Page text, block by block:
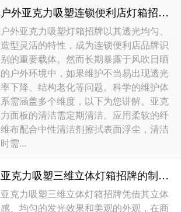
户外亚克力吸塑连锁便利店灯箱招牌的维护
户外亚克力吸塑灯箱招牌以其透光均匀、
造型灵活的特性，成为连锁便利店品牌识
别的重要载体。然而长期暴露于风吹日晒
的户外环境中，如果维护不当易出现透光
率下降、结构老化等问题。科学的维护体
系需涵盖多个维度，以下为您讲解。亚克
力面板的清洁需定期清洁。应用柔软的纤
维布配合中性清洁剂擦拭表面浮尘，清洁
时需...
亚克力吸塑三维立体灯箱招牌的制作流程
亚克力吸塑三维立体灯箱招牌凭借其立体
感、均匀的发光效果和美观的外观，在商